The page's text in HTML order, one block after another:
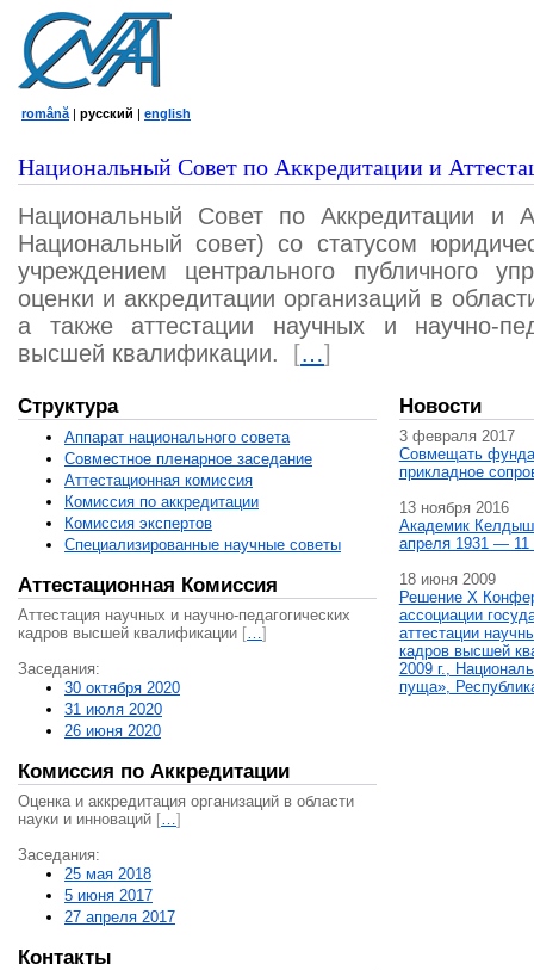
română | русский | english
Национальный Совет по Аккредитации и
Национальный Совет по Аккредитации и
Национальный совет) со статусом
учреждением центрального публичного
оценки и аккредитации организаций в
а также аттестации научных и научно-
высшей квалификации.
[…]
Структура
Аппарат национального совета
Совместное пленарное заседание
Аттестационная комисcия
Комиссия по аккредитации
Комиссия экспертов
Специализированные научные советы
Аттестационная Комиссия
Аттестация научных и научно-педагогических
кадров высшей квалификации […]
Заседания:
30 октября 2020
31 июля 2020
26 июня 2020
Комиссия по Аккредитации
Оценка и аккредитация организаций в области
науки и инноваций […]
Заседания:
25 мая 2018
5 июня 2017
27 апреля 2017
Контакты
Новости
3 февраля 2017
Совмещать
прикладное
13 ноября 2016
Академик
апреля 1931 — 11
18 июня 2009
Решение X
ассоциации
аттестации
кадров высшей
2009 г.,
пуща»,